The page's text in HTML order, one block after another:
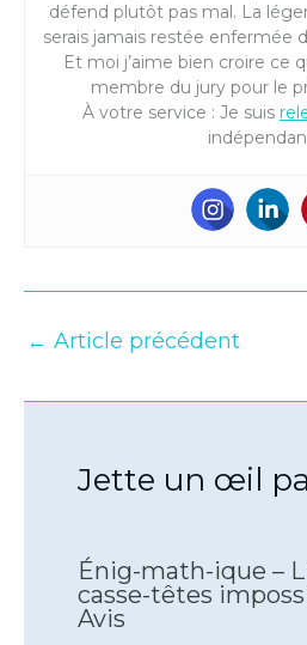
défend plutôt pas mal. La
serais jamais restée enfermée
Et moi j’aime bien croire ce
membre du jury pour le
À votre service : Je suis
← Article précédent
Jette un œil
Énig-math-ique –
casse-têtes
Avis